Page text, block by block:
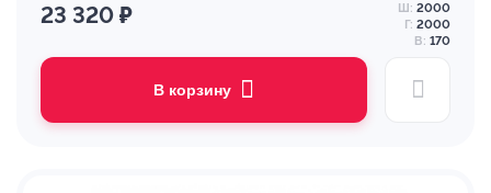
23 320 ₽ Ш: 2000
Г: 2000
В: 170
В корзину